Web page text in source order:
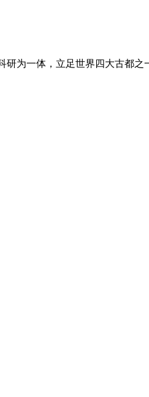
为一体，立足世界四大古都